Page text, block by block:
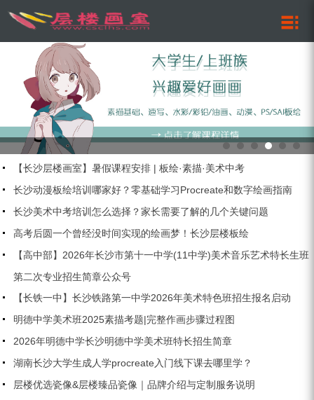
【长沙层楼画室】暑假课程安排 | 板绘·素描·美术中考
长沙动漫板绘培训哪家好？零基础学习Procreate和数字绘画指南
长沙美术中考培训怎么选择？家长需要了解的几个关键问题
高考后圆一个曾经没时间实现的绘画梦！长沙层楼板绘
【高中部】2026年长沙市第十一中学(11中学)美术音乐艺术特长生班
第二次专业招生简章公众号
【长铁一中】长沙铁路第一中学2026年美术特色班招生报名启动
明德中学美术班2025素描考题|完整作画步骤过程图
2026年明德中学长沙明德中学美术班特长招生简章
湖南长沙大学生成人学procreate入门线下课去哪里学？
层楼优选瓷像&层楼臻品瓷像｜品牌介绍与定制服务说明